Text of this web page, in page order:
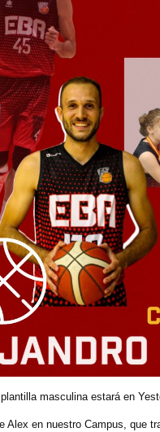
masculina estará en
Alex en nuestro Campus, que